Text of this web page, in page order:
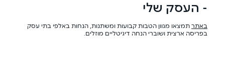
- העסק שלי
באתר תמצאו מגוון הטבות קבועות ומשתנות, הנחות באלפי בתי עסק
בפריסה ארצית ושוברי הנחה דיגיטליים מוזלים.